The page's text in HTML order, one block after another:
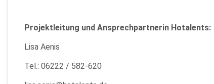
Projektleitung und Ansprechpartnerin Hotalents:
Lisa Aenis
Tel.: 06222 / 582-620